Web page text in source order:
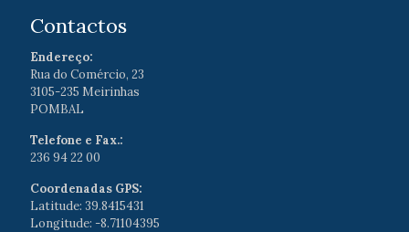
Contactos
Endereço:
Rua do Comércio, 23
3105-235 Meirinhas
POMBAL
Telefone e Fax.:
236 94 22 00
Coordenadas GPS:
Latitude: 39.8415431
Longitude: -8.71104395